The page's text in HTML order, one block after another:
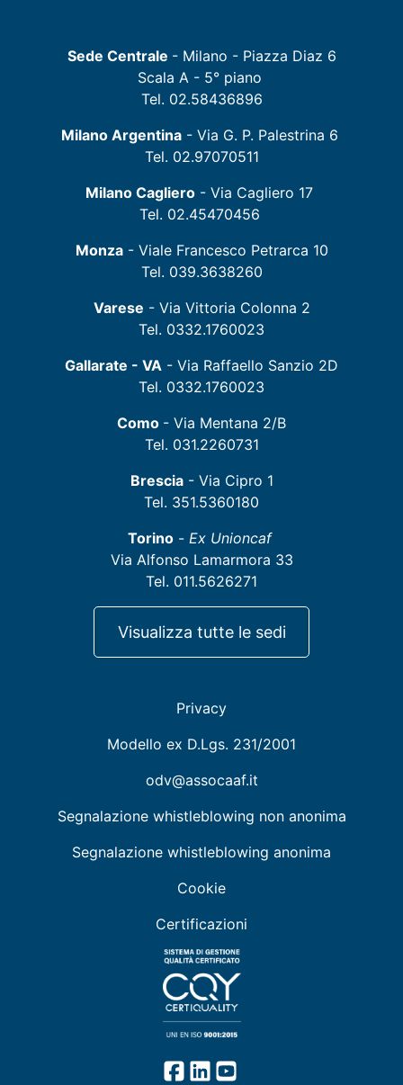
Sede Centrale - Milano - Piazza Diaz 6
Scala A - 5° piano
Tel. 02.58436896
Milano Argentina- Via G. P. Palestrina 6
Tel. 02.97070511
Milano Cagliero - Via Cagliero 17
Tel. 02.45470456
Monza- Viale Francesco Petrarca 10
Tel. 039.3638260
Varese - Via Vittoria Colonna 2
Tel. 0332.1760023
Gallarate - VA - Via Raffaello Sanzio 2D
Tel. 0332.1760023
Como - Via Mentana 2/B
Tel. 031.2260731
Brescia- Via Cipro 1
Tel. 351.5360180
Torino- Ex Unioncaf
Via Alfonso Lamarmora 33
Tel. 011.5626271
Visualizza tutte le sedi
Privacy
Modello ex D.Lgs. 231/2001
odv@assocaaf.it
Segnalazione whistleblowing non anonima
Segnalazione whistleblowing anonima
Cookie
Certificazioni